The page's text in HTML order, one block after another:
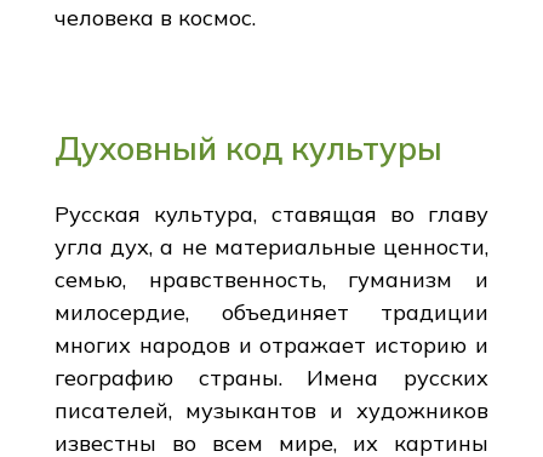
человека в космос.
Духовный код культуры
Русская культура, ставящая во главу
угла дух, а не материальные ценности,
семью, нравственность, гуманизм и
милосердие, объединяет традиции
многих народов и отражает историю и
географию страны. Имена русских
писателей, музыкантов и художников
известны во всем мире, их картины